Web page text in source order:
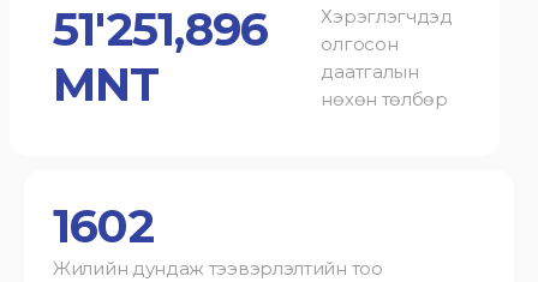
51'251,896
MNT
Хэрэглэгчдэд
олгосон
даатгалын
нөхөн төлбөр
1602
Жилийн дундаж тээвэрлэлтийн тоо